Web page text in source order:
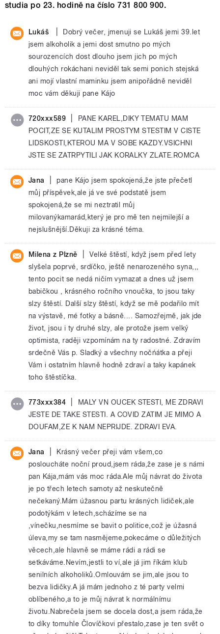
studia po 23. hodině na číslo 731 800 900.
Lukáš
Dobrý večer, jmenuji se Lukáš jemi 39.let
jsem alkoholik a jemi dost smutno po mých
sourozencích dost dlouho jsem jich po mých
dlouhých rokáchani neviděl tak semi ponich stejská
ani mojí vlastní maminku jsem anipořádně neviděl
moc vám děkuji pane Kájo
720xxx589
PANE KAREL,DIKY TEMATU MAM
POCIT,ZE SE KUTALIM PROSTYM STESTIM V CISTE
LIDSKOSTI,KTEROU MA V SOBE KAZDY.VSICHNI
JSTE SE ZATRPYTILI JAK KORALKY ZLATE.ROMCA
Jana
pane Kájo jsem spokojená,že jste přečetl
můj příspěvek,ale já ve své podstatě jsem
spokojená,že se mi neztratil můj
milovanýkamarád,který je pro mě ten nejmilejší a
nejslušnější.Děkuji za krásné téma.
Milena z Plzně
Velké štěstí, když jsem před lety
slyšela poprvé, srdíčko, ještě nenarozeného syna,,,
tento pocit se nedá ničím vymazat a dnes už jsem
babičkou , krásného ročního vnoučka, to jsou taky
slzy štěstí. Další slzy štěstí, když se mě podařilo mít
na výstavě, mé fotky a básně.... Samozřejmě, jak jde
život, jsou i ty druhé slzy, ale protože jsem velký
optimista, raději vzpomínám na ty radostné. Zdravím
srdečně Vás p. Sladký a všechny nočńátka a přeji
Vám i ostatním hlavně hodně zdraví a taky kapánek
toho štěstíčka.
773xxx384
MALY VN OUCEK STESTI, ME ZDRAVI
JESTE DE TAKE STESTI. A COVID ZATIM JE MIMO A
DOUFAM,ZE K NAM NEPRIJDE. ZDRAVI EVA.
Jana
Krásný večer přeji vám všem,co
posloucháte noční proud,jsem ráda,že zase je s námi
pan Kája,mám vás moc ráda.Ale můj návrat do života
je po třech letech samoty až neskutečně
nečekaný.Mám úžasnou partu krásných lidiček,ale
podotýkám v letech,scházíme se na
,vínečku,nesmíme se bavit o politice,což je úžasná
úleva,my se tam nasmějeme,pokecáme o důležitých
věcech,ale hlavně se máme rádi a rádi se
setkáváme.Nevím,jestli to ví,ale já jim říkám klub
senilních alkoholiků.Omlouvám se jim,ale jsou to
bezva lidičky.A já mám jednoho z té party velmi
oblíbeného,a to je můj návrat k normálnímu
životu.Nabrečela jsem se docela dost,a jsem ráda,že
to díky tomuhle Človíčkovi přestalo,zase je ten svět o